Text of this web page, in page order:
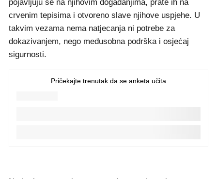
pojavljuju se na njihovim događanjima, prate ih na
crvenim tepisima i otvoreno slave njihove uspjehe. U
takvim vezama nema natjecanja ni potrebe za
dokazivanjem, nego međusobna podrška i osjećaj
sigurnosti.